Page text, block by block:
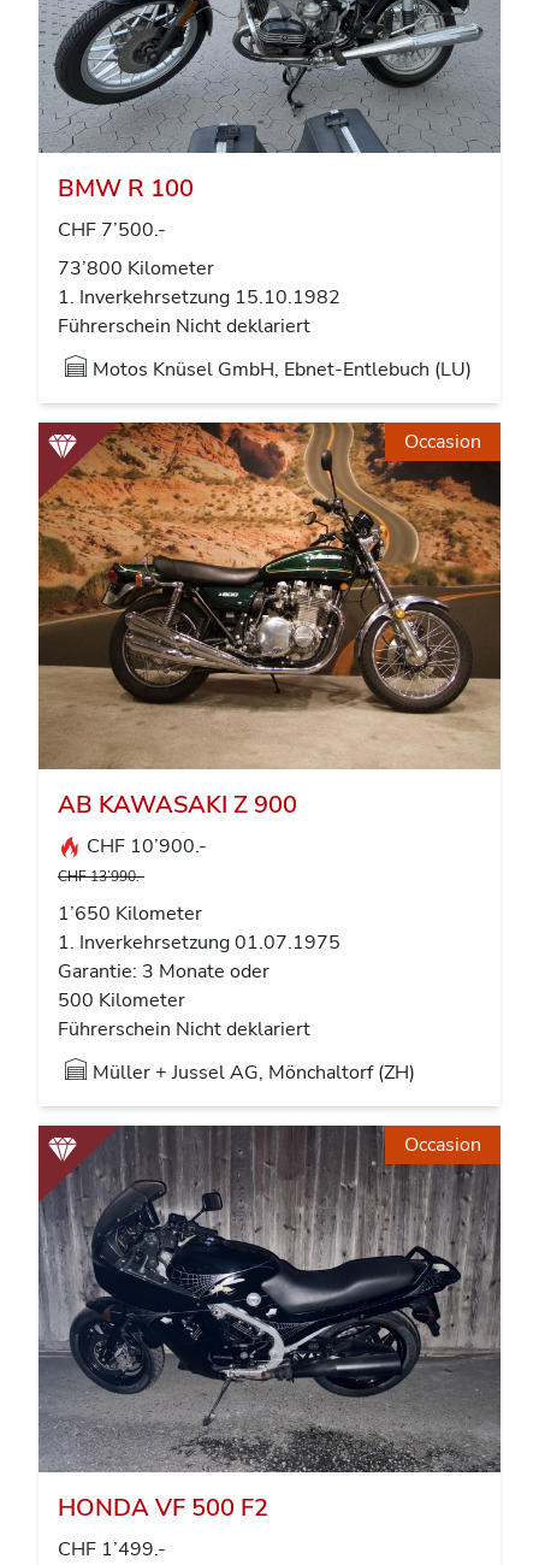
BMW R 100
CHF 7’500.-
73’800 Kilometer
1. Inverkehrsetzung 15.10.1982
Führerschein Nicht deklariert
Motos Knüsel GmbH, Ebnet-Entlebuch (LU)
Occasion
AB KAWASAKI Z 900
CHF 10’900.-
CHF 13’990.-
1’650 Kilometer
1. Inverkehrsetzung 01.07.1975
Garantie: 3 Monate oder
500 Kilometer
Führerschein Nicht deklariert
Müller + Jussel AG, Mönchaltorf (ZH)
Occasion
HONDA VF 500 F2
CHF 1’499.-